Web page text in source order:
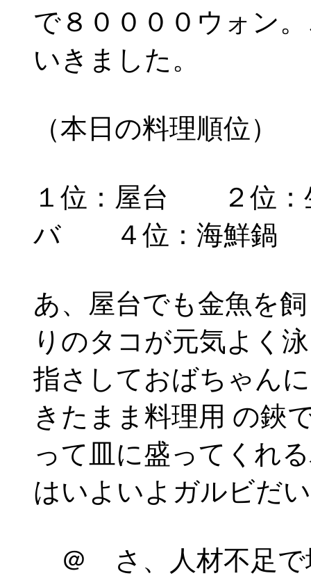
で８００００ウォン
いきました。
（本日の料理順位）
１位：屋台 ２位
バ ４位：海鮮鍋
あ、屋台でも金魚を
りのタコが元気よく
指さしておばちゃん
きたまま料理用 の鋏
って皿に盛ってくれ
はいよいよガルビだ
＠ さ、人材不足で